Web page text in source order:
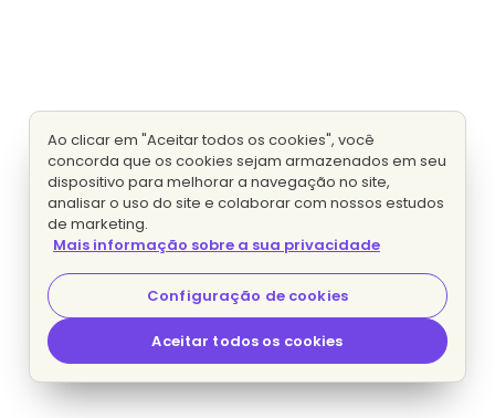
Ao clicar em "Aceitar todos os cookies", você
concorda que os cookies sejam armazenados em seu
dispositivo para melhorar a navegação no site,
analisar o uso do site e colaborar com nossos estudos
de marketing.
Mais informação sobre a sua privacidade
Configuração de cookies
Aceitar todos os cookies